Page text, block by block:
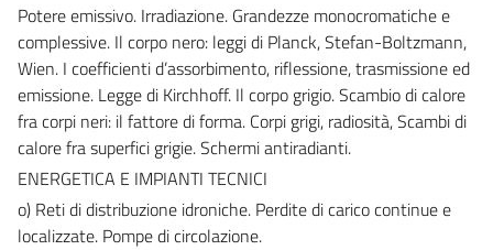
Potere emissivo. Irradiazione. Grandezze monocromatiche e
complessive. Il corpo nero: leggi di Planck, Stefan-Boltzmann,
Wien. I coefficienti d’assorbimento, riflessione, trasmissione ed
emissione. Legge di Kirchhoff. Il corpo grigio. Scambio di calore
fra corpi neri: il fattore di forma. Corpi grigi, radiosità, Scambi di
calore fra superfici grigie. Schermi antiradianti.
ENERGETICA E IMPIANTI TECNICI
o) Reti di distribuzione idroniche. Perdite di carico continue e
localizzate. Pompe di circolazione.